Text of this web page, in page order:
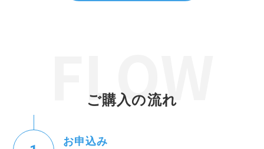
ご購入の流れ
お申込み